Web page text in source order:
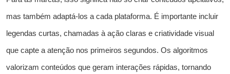
mas também adaptá-los a cada plataforma. É importante incluir
legendas curtas, chamadas à ação claras e criatividade visual
que capte a atenção nos primeiros segundos. Os algoritmos
valorizam conteúdos que geram interações rápidas, tornando